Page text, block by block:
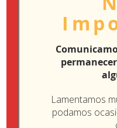
agosto 2018
julio 2018
mayo 2018Lamentamos
podamos